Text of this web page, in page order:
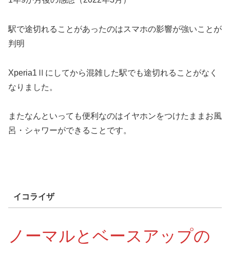
駅で途切れることがあったのはスマホの影響が強いことが
判明
Xperia1Ⅱにしてから混雑した駅でも途切れることがなく
なりました。
またなんといっても便利なのはイヤホンをつけたままお風
呂・シャワーができることです。
イコライザ
ノーマルとベースアップの